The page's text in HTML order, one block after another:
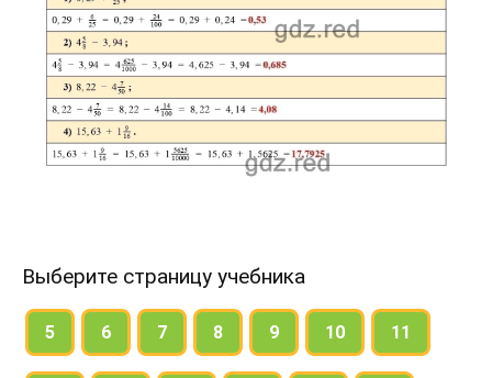
Выберите страницу учебника
5 6 7 8 9 10 11